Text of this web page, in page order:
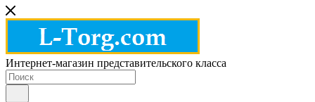
Интернет-магазин представительского класса